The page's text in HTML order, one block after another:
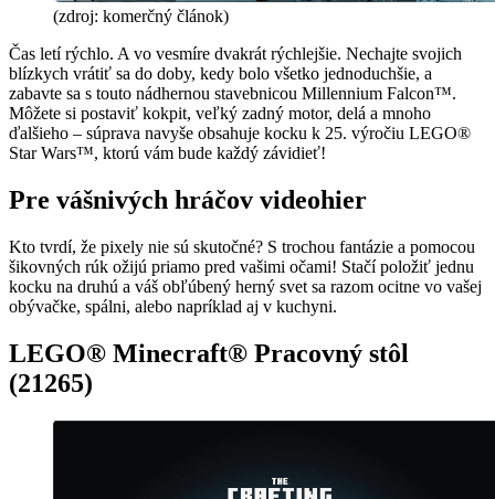
(zdroj: komerčný článok)
Čas letí rýchlo. A vo vesmíre dvakrát rýchlejšie. Nechajte svojich
blízkych vrátiť sa do doby, kedy bolo všetko jednoduchšie, a
zabavte sa s touto nádhernou stavebnicou Millennium Falcon™.
Môžete si postaviť kokpit, veľký zadný motor, delá a mnoho
ďalšieho – súprava navyše obsahuje kocku k 25. výročiu LEGO®
Star Wars™, ktorú vám bude každý závidieť!
Pre vášnivých hráčov videohier
Kto tvrdí, že pixely nie sú skutočné? S trochou fantázie a pomocou
šikovných rúk ožijú priamo pred vašimi očami! Stačí položiť jednu
kocku na druhú a váš obľúbený herný svet sa razom ocitne vo vašej
obývačke, spálni, alebo napríklad aj v kuchyni.
LEGO® Minecraft® Pracovný stôl
(21265)